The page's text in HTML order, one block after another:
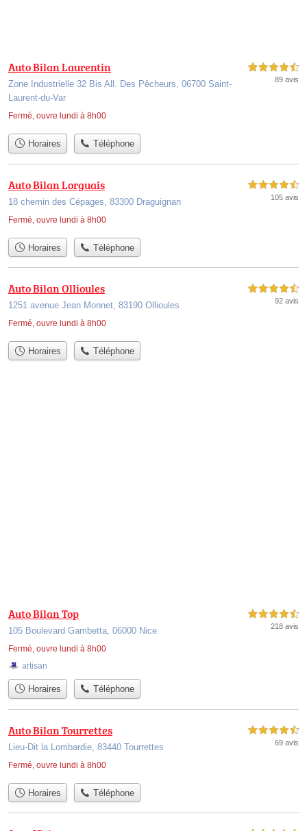
Auto Bilan Laurentin
Zone Industrielle 32 Bis All. Des Pêcheurs, 06700 Saint-
Laurent-du-Var
Fermé, ouvre lundi à 8h00
4,5 étoiles sur 5
89 avis
Horaires Téléphone
Auto Bilan Lorguais
18 chemin des Cépages, 83300 Draguignan
Fermé, ouvre lundi à 8h00
4,5 étoiles sur 5
105 avis
Horaires Téléphone
Auto Bilan Ollioules
1251 avenue Jean Monnet, 83190 Ollioules
Fermé, ouvre lundi à 8h00
4,5 étoiles sur 5
92 avis
Horaires Téléphone
Auto Bilan Top
105 Boulevard Gambetta, 06000 Nice
Fermé, ouvre lundi à 8h00
4,5 étoiles sur 5
218 avis
artisan
Horaires Téléphone
Auto Bilan Tourrettes
Lieu-Dit la Lombardie, 83440 Tourrettes
Fermé, ouvre lundi à 8h00
4,5 étoiles sur 5
69 avis
Horaires Téléphone